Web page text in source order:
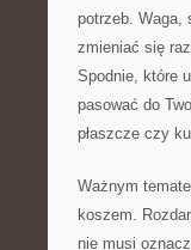
potrzeb. Waga,
zmieniać się
Spodnie, które
pasować do
płaszcze czy
Ważnym
koszem.
nie musi